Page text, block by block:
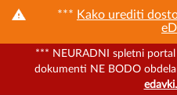
*** Kako urediti
*** NEURADNI spletni
dokumenti NE BODO